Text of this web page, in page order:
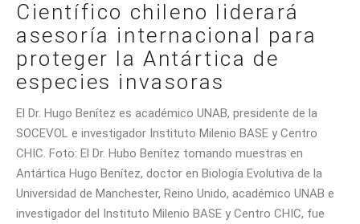
Científico chileno liderará
asesoría internacional para
proteger la Antártica de
especies invasoras
El Dr. Hugo Benítez es académico UNAB, presidente de la
SOCEVOL e investigador Instituto Milenio BASE y Centro
CHIC. Foto: El Dr. Hubo Benítez tomando muestras en
Antártica Hugo Benítez, doctor en Biología Evolutiva de la
Universidad de Manchester, Reino Unido, académico UNAB e
investigador del Instituto Milenio BASE y Centro CHIC, fue